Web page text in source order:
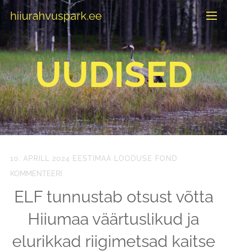
hiiurahvuspark.ee
UUDISED
10. APRILL 2024 EESTIMAA LOODUSE FOND
KOMMENTEERI
ELF tunnustab otsust võtta
Hiiumaa väärtuslikud ja
elurikkad riigimetsad kaitse